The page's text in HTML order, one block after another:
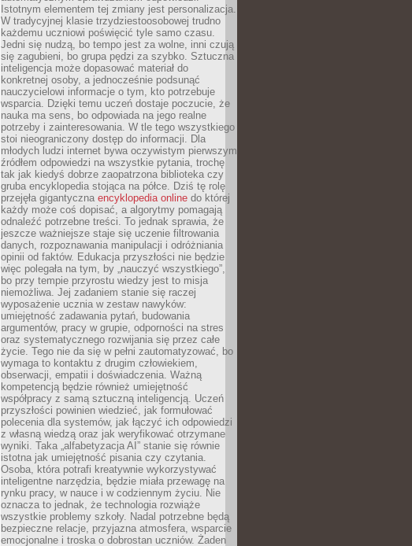
Istotnym elementem tej zmiany jest personalizacja.
W tradycyjnej klasie trzydziestoosobowej trudno
każdemu uczniowi poświęcić tyle samo czasu.
Jedni się nudzą, bo tempo jest za wolne, inni czują
się zagubieni, bo grupa pędzi za szybko. Sztuczna
inteligencja może dopasować materiał do
konkretnej osoby, a jednocześnie podsunąć
nauczycielowi informacje o tym, kto potrzebuje
wsparcia. Dzięki temu uczeń dostaje poczucie, że
nauka ma sens, bo odpowiada na jego realne
potrzeby i zainteresowania. W tle tego wszystkiego
stoi nieograniczony dostęp do informacji. Dla
młodych ludzi internet bywa oczywistym pierwszym
źródłem odpowiedzi na wszystkie pytania, trochę
tak jak kiedyś dobrze zaopatrzona biblioteka czy
gruba encyklopedia stojąca na półce. Dziś tę rolę
przejęła gigantyczna encyklopedia online do której
każdy może coś dopisać, a algorytmy pomagają
odnaleźć potrzebne treści. To jednak sprawia, że
jeszcze ważniejsze staje się uczenie filtrowania
danych, rozpoznawania manipulacji i odróżniania
opinii od faktów. Edukacja przyszłości nie będzie
więc polegała na tym, by „nauczyć wszystkiego”,
bo przy tempie przyrostu wiedzy jest to misja
niemożliwa. Jej zadaniem stanie się raczej
wyposażenie ucznia w zestaw nawyków:
umiejętność zadawania pytań, budowania
argumentów, pracy w grupie, odporności na stres
oraz systematycznego rozwijania się przez całe
życie. Tego nie da się w pełni zautomatyzować, bo
wymaga to kontaktu z drugim człowiekiem,
obserwacji, empatii i doświadczenia. Ważną
kompetencją będzie również umiejętność
współpracy z samą sztuczną inteligencją. Uczeń
przyszłości powinien wiedzieć, jak formułować
polecenia dla systemów, jak łączyć ich odpowiedzi
z własną wiedzą oraz jak weryfikować otrzymane
wyniki. Taka „alfabetyzacja AI” stanie się równie
istotna jak umiejętność pisania czy czytania.
Osoba, która potrafi kreatywnie wykorzystywać
inteligentne narzędzia, będzie miała przewagę na
rynku pracy, w nauce i w codziennym życiu. Nie
oznacza to jednak, że technologia rozwiąże
wszystkie problemy szkoły. Nadal potrzebne będą
bezpieczne relacje, przyjazna atmosfera, wsparcie
emocjonalne i troska o dobrostan uczniów. Żaden